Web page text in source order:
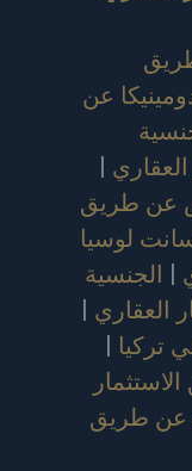
عن
|
عن طريق
لوسيا
| الجنسية
العقاري |
تركيا |
عن طريق